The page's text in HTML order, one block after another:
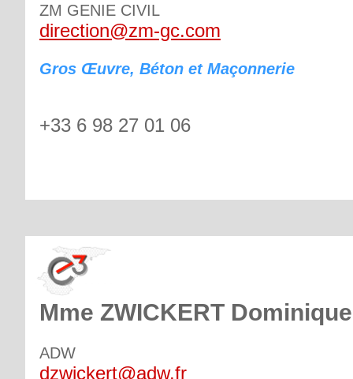
ZM GENIE CIVIL
direction@zm-gc.com
Gros Œuvre, Béton et Maçonnerie
+33 6 98 27 01 06
Mme ZWICKERT Dominique
ADW
dzwickert@adw.fr